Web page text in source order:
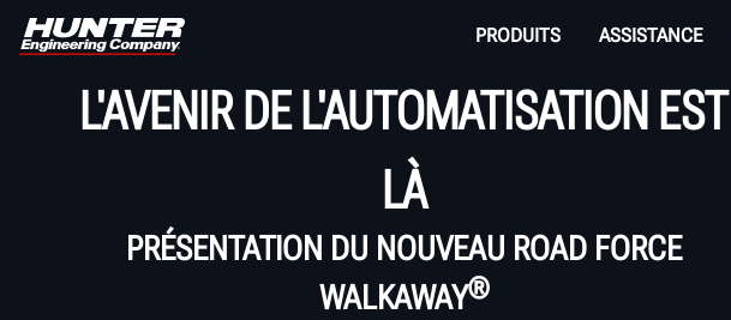
PRODUITS ASSISTANCE
L'AVENIR DE L'AUTOMATISATION EST
LÀ
PRÉSENTATION DU NOUVEAU ROAD FORCE
WALKAWAY®